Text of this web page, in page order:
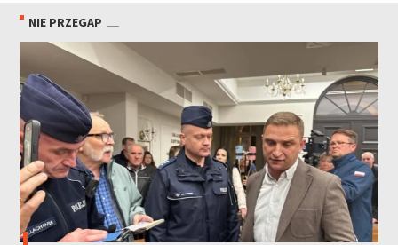
NIE PRZEGAP